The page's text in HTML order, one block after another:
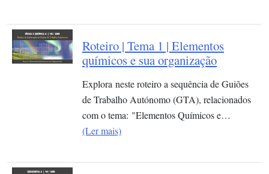
Roteiro | Tema 1 | Elementos
químicos e sua organização​
Explora neste roteiro a sequência de Guiões
de Trabalho Autónomo (GTA), relacionados
com o tema: "Elementos Químicos e…
(Ler mais)